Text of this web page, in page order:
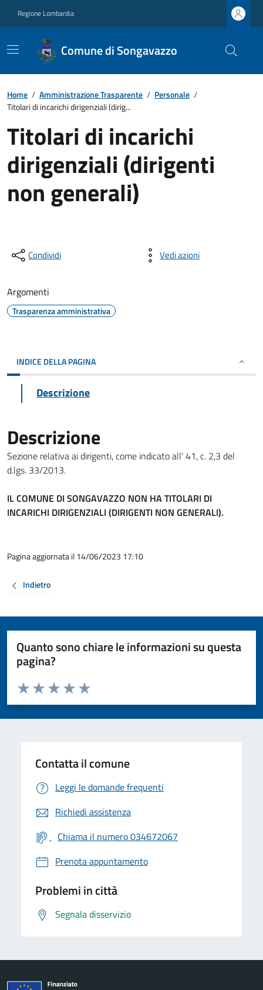
Regione Lombardia
Comune di Songavazzo
Home / Amministrazione Trasparente / Personale /
Titolari di incarichi dirigenziali (dirig...
Titolari di incarichi
dirigenziali (dirigenti
non generali)
Condividi Vedi azioni
Argomenti
Trasparenza amministrativa
INDICE DELLA PAGINA
Descrizione
Descrizione
Sezione relativa ai dirigenti, come indicato all' 41, c. 2,3 del
d.lgs. 33/2013.
IL COMUNE DI SONGAVAZZO NON HA TITOLARI DI
INCARICHI DIRIGENZIALI (DIRIGENTI NON GENERALI).
Pagina aggiornata il 14/06/2023 17:10
Indietro
Quanto sono chiare le informazioni su questa
pagina?
Valuta da 1 a 5 stelle la pagina
Valuta 5 stelle su 5
Valuta 4 stelle su 5
Valuta 3 stelle su 5
Valuta 2 stelle su 5
Valuta 1 stelle su 5
Contatta il comune
Leggi le domande frequenti
Richiedi assistenza
Chiama il numero 034672067
Prenota appuntamento
Problemi in città
Segnala disservizio